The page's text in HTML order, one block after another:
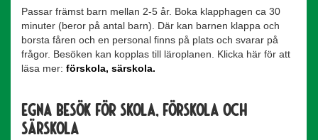
Passar främst barn mellan 2-5 år. Boka klapphagen ca 30
minuter (beror på antal barn). Där kan barnen klappa och
borsta fåren och en personal finns på plats och svarar på
frågor. Besöken kan kopplas till läroplanen. Klicka här för att
läsa mer: förskola, särskola.
Egna besök för skola, förskola och
särskola